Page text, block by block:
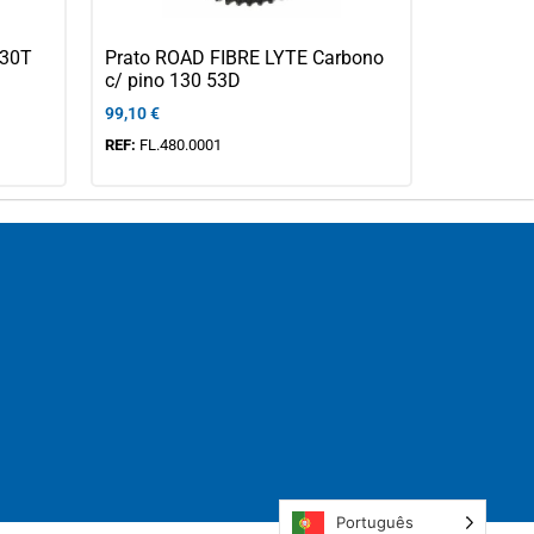
Prato ROAD FIBRE LYTE Carbono
c/ pino 130 53D
99,10€
REF: FL.480.0001
Português